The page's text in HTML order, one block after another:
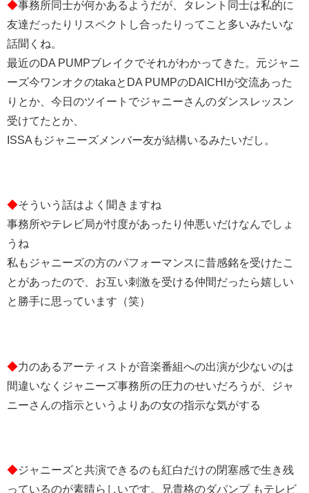
◆事務所同士が何かあるようだが、タレント同士は私的に
友達だったりリスペクトし合ったりってこと多いみたいな
話聞くね。
最近のDA PUMPブレイクでそれがわかってきた。元ジャニ
ーズ今ワンオクのtakaとDA PUMPのDAICHIが交流あった
りとか、今日のツイートでジャニーさんのダンスレッスン
受けてたとか、
ISSAもジャニーズメンバー友が結構いるみたいだし。
◆そういう話はよく聞きますね
事務所やテレビ局が忖度があったり仲悪いだけなんでしょ
うね
私もジャニーズの方のパフォーマンスに昔感銘を受けたこ
とがあったので、お互い刺激を受ける仲間だったら嬉しい
と勝手に思っています（笑）
◆力のあるアーティストが音楽番組への出演が少ないのは
間違いなくジャニーズ事務所の圧力のせいだろうが、ジャ
ニーさんの指示というよりあの女の指示な気がする
◆ジャニーズと共演できるのも紅白だけの閉塞感で生き残
っているのが素晴らしいです。兄貴格のダパンプ もテレビ